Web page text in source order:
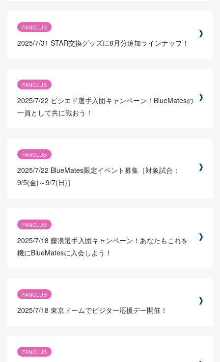
FANCLUB
2025/7/31 STAR交換グッズに8月分追加ラインナップ！
FANCLUB
2025/7/22 ビシエド選手入団キャンペーン！BlueMatesの
一員として共に戦おう！
FANCLUB
2025/7/22 BlueMates限定イベント募集［対象試合：
9/5(金)～9/7(日)］
FANCLUB
2025/7/18 藤浪選手入団キャンペーン！あなたもこれを
機にBlueMatesに入会しよう！
FANCLUB
2025/7/18 東京ドームでビジター応援デー開催！
FANCLUB